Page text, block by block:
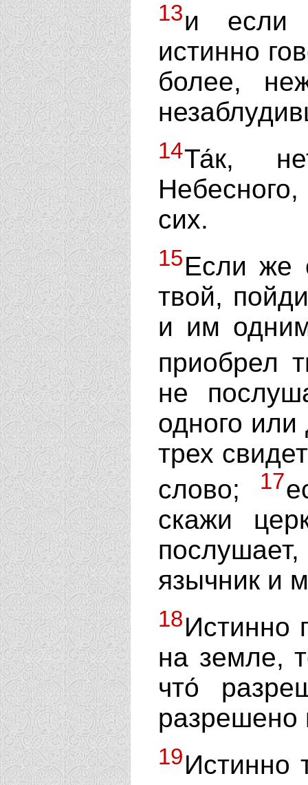
13и если
истинно
более,
14Та́к,
сих.
15Если же
твой,
и им
приобрел
не
одного
трех
слово;
17
скажи
язычник и
18Истинно
на земле,
что́
разрешено
19Истинно